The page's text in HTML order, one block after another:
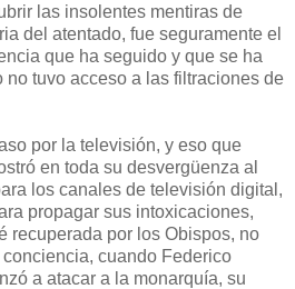
las insolentes mentiras de
del atentado, fue seguramente el
que ha seguido y que se ha
tuvo acceso a las filtraciones de
por la televisión, y eso que
en toda su desvergüenza al
los canales de televisión digital,
propagar sus intoxicaciones,
recuperada por los Obispos, no
cuando Federico
a atacar a la monarquía, su